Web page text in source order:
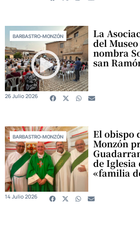
BARBASTRO-MONZÓN La
del
nombra
san
26 Julio 2026
BARBASTRO-MONZÓN El obispo
Monzón
de Iglesia
«familia
14 Julio 2026